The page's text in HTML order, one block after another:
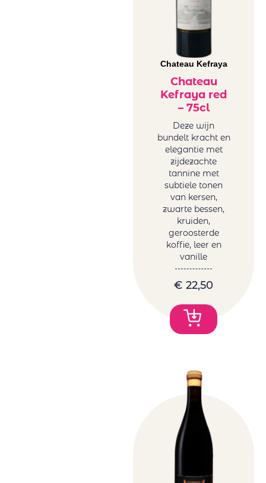
Chateau Kefraya
Chateau
Kefraya red
– 75cl
Deze wijn
bundelt kracht en
elegantie met
zijdezachte
tannine met
subtiele tonen
van kersen,
zwarte bessen,
kruiden,
geroosterde
koffie, leer en
vanille
€ 22,50